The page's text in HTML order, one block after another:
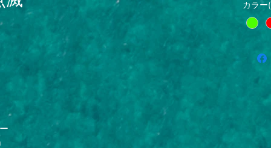
カラー